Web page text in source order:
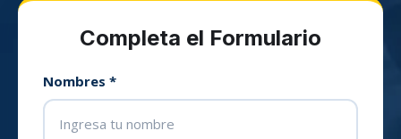
Completa el Formulario
Nombres *